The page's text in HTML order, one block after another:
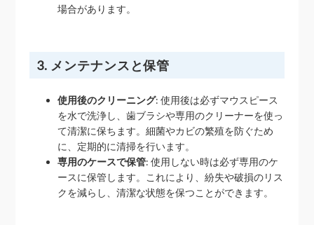
場合があります。
3. メンテナンスと保管
使用後のクリーニング: 使用後は必ずマウスピース
を水で洗浄し、歯ブラシや専用のクリーナーを使っ
て清潔に保ちます。細菌やカビの繁殖を防ぐため
に、定期的に清掃を行います。
専用のケースで保管: 使用しない時は必ず専用のケ
ースに保管します。これにより、紛失や破損のリス
クを減らし、清潔な状態を保つことができます。